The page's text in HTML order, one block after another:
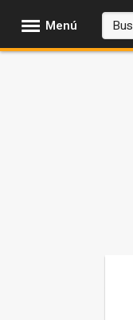
Menú